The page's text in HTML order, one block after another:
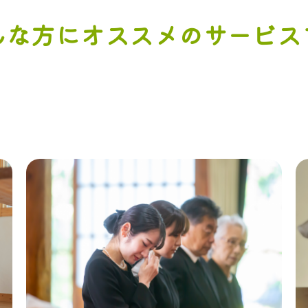
方にオススメのサービ